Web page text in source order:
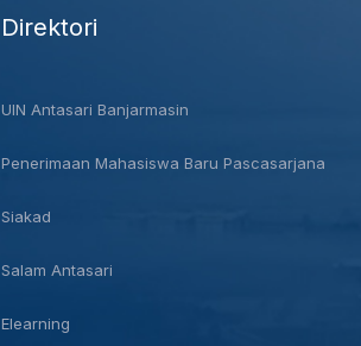
Direktori
UIN Antasari Banjarmasin
Penerimaan Mahasiswa Baru Pascasarjana
Siakad
Salam Antasari
Elearning